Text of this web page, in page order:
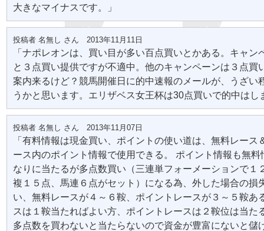
大きなマイナスです。」
投稿者 名無し さん 2013年11月11日
「ナポレオンは、買い目が多い百点買いとかある。キャン
と３点買い提供ですが不適中。他のキャンペーンは３点買
案内来るけど？競馬開催日に的中速報のメールが、うざい
うかと思います。エリザベス女王杯は30点買いで的中はし
投稿者 名無し さん 2013年11月07日
「有料情報は現金買い、ポイントの使い道は、無料レース
ース内のポイント情報で使用できる。 ポイント情報も無料
なりに当たるが多点数買い（三連単フォーメーションで１
複１５点、馬連６点がセット）になる為、外した場合の損
い、無料レースが４～６鞍、ポイントレースが３～５鞍あ
スは１鞍当たればよい方、ポイントレースは２鞍位は当た
多点数を買わないと当たらないので資金が豊富にないと儲